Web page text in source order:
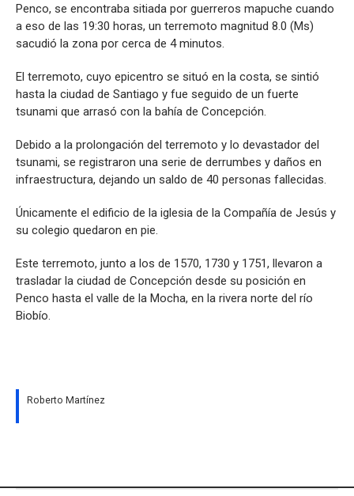
Penco, se encontraba sitiada por guerreros mapuche cuando
a eso de las 19:30 horas, un terremoto magnitud 8.0 (Ms)
sacudió la zona por cerca de 4 minutos.
El terremoto, cuyo epicentro se situó en la costa, se sintió
hasta la ciudad de Santiago y fue seguido de un fuerte
tsunami que arrasó con la bahía de Concepción.
Debido a la prolongación del terremoto y lo devastador del
tsunami, se registraron una serie de derrumbes y daños en
infraestructura, dejando un saldo de 40 personas fallecidas.
Únicamente el edificio de la iglesia de la Compañía de Jesús y
su colegio quedaron en pie.
Este terremoto, junto a los de 1570, 1730 y 1751, llevaron a
trasladar la ciudad de Concepción desde su posición en
Penco hasta el valle de la Mocha, en la rivera norte del río
Biobío.
Roberto Martínez